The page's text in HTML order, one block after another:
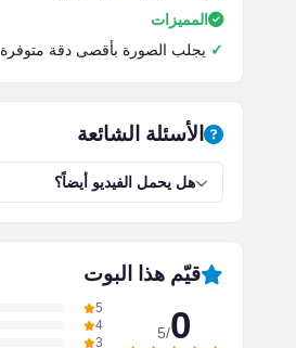
المميزات
يجلب الصورة بأقصى دقة متوفرة
الأسئلة الشائعة
هل يحمل الفيديو أيضاً؟
قيّم هذا البوت
0
/5
5
4
3